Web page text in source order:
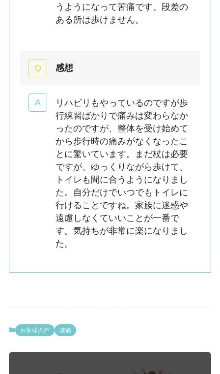
うようになって苦痛です。段差の
ある所は歩けません。
感想
リハビリもやっているのですが歩
行練習ばかりで痛みは変わらなか
ったのですが、整体を受け始めて
から歩行時の痛みがなくなったこ
とに驚いています。まだ杖は必要
ですが、ゆっくりながら歩けて、
トイレも間に合うようになりまし
た。自分だけでいつでもトイレに
行けることですね。家族に迷惑や
遠慮しなくていいことが一番で
す。気持ちが非常に楽になりまし
た。
お客様の声 腰痛